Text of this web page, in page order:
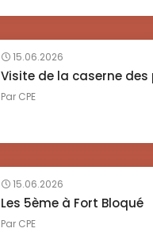
15.06.2026
Visite de la caserne des
Par CPE
15.06.2026
Les 5ème à Fort Bloqué
Par CPE